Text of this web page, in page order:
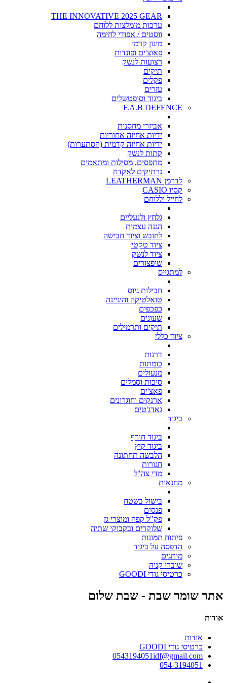
THE INNOVATIVE 2025 GEAR
ערכות מומלצות ללוחם
ווסטים / אפודי לחימה
מיגון קרמי
פאוצ'ים ופונדות
רצועות לנשק
תיקים
פקלים
עזרים
ביגוד וסופטשלים
F.A.B DEFENCE
אביזרי מחסנית
ידיות אחיזה אחוריות
ידיות אחיזה קדמית (הסתערות)
קתות לנשק
מתפסים, מסילות ומתאמים
נרתיקים לאקדח
לדרמן LEATHERMAN
קסיו CASIO
לחייל וללוחם
גלחץ ולנעליים
הגנה עצמית
לחובש וציוד חבישה
ציוד טקטי
ציוד לנשק
שיפצורים
למתגייס
חבילות גיוס
טואלטיקה והיגיינה
כפכפים
שעונים
תיקים ותרמילים
ציוד כללי
דרגות
כומתות
מנעולים
סיכות וסמלים
פאצ'ים
ארנקים וחוגרונים
גאדג'טים
ביגוד
ביגוד חורף
ביגוד קיץ
הלבשה תחתונה
חגורות
מדי צה"ל
מחנאות
בישול בשטח
פנסים
פק"ל קפה ומוצרי גז
שלוקרים ובקבוקי שתיה
פיתוח תמונות
הדפסה על ביגוד
מותגים
שוברי קניה
כרטיסי גודי GOODI
אתר שומר שבת - שבת שלום
אודות
אודות
כרטיסי גודי GOODI
0543194051idf@gmail.com
054-3194051